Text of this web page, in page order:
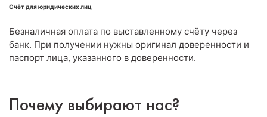
Счёт для юридических лиц
Безналичная оплата по выставленному счёту через
банк. При получении нужны оригинал доверенности и
паспорт лица, указанного в доверенности.
Почему выбирают нас?